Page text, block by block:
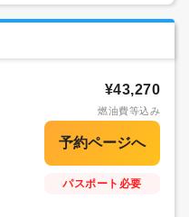
¥43,270
燃油費等込み
パスポート必要